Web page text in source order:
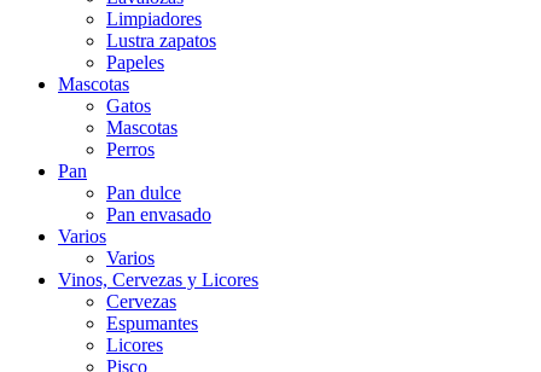
Limpiadores
Lustra zapatos
Papeles
Mascotas
Gatos
Mascotas
Perros
Pan
Pan dulce
Pan envasado
Varios
Varios
Vinos, Cervezas y Licores
Cervezas
Espumantes
Licores
Pisco